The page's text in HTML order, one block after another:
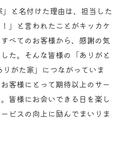
と名付けた理由は、担当した
」と言われたことがキッカケ
べてのお客様から、感謝の気
た。そんな皆様の「ありがと
がた家」につながっていま
客様にとって期待以上のサー
皆様にお会いできる日を楽し
ビスの向上に励んでまいりま